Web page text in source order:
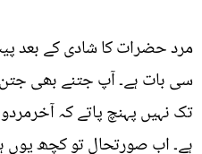
مرد حضرات کا شادی کے بعد
سی بات ہے۔ آپ جتنے بھی
تک نہیں پہنچ پاتے کہ
ہے۔ اب صورتحال تو کچھ